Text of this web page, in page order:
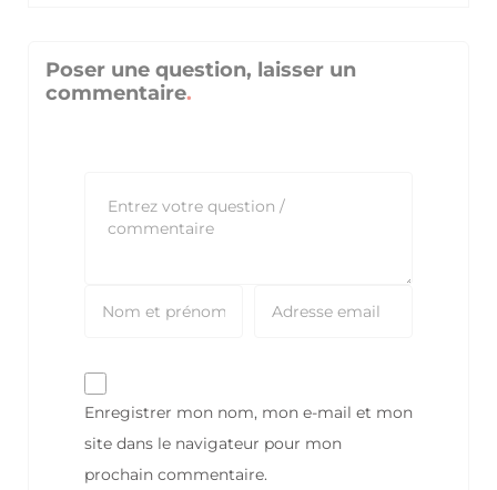
Poser une question, laisser un
commentaire
Enregistrer mon nom, mon e-mail et mon
site dans le navigateur pour mon
prochain commentaire.